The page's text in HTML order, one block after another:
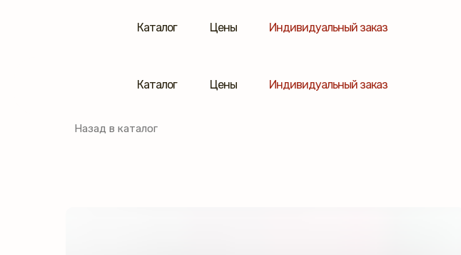
Каталог Индивидуальный заказ
Цены
Каталог Индивидуальный заказ
Цены
Назад в каталог